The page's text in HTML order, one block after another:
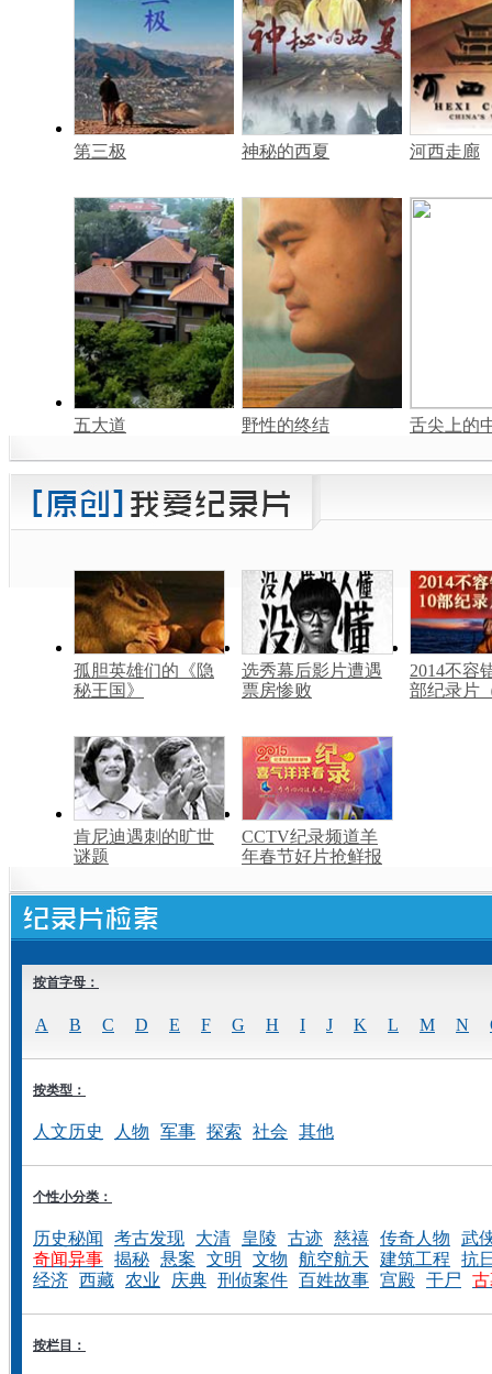
第三极 神秘的西夏 河西走廊
五大道 野性的终结 舌尖上的
孤胆英雄们的《隐
秘王国》
选秀幕后影片遭遇
票房惨败
2014不容
部纪录片
肯尼迪遇刺的旷世
谜题
CCTV纪录频道羊
年春节好片抢鲜报
按首字母：
A B C D E F G H I J K L M N
按类型：
人文历史 人物 军事 探索 社会 其他
个性小分类：
历史秘闻 考古发现 大清 皇陵 古迹 慈禧 传奇人物
武
奇闻异事 揭秘 悬案 文明 文物 航空航天 建筑工程
抗
经济 西藏 农业 庆典 刑侦案件 百姓故事 宫殿 干尸
按栏目：